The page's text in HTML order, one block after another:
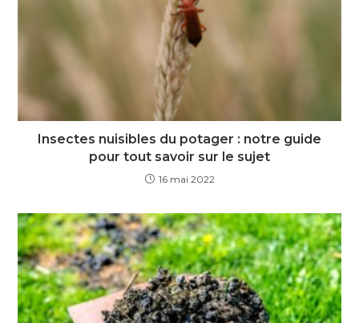
Insectes nuisibles du potager : notre guide
pour tout savoir sur le sujet
16 mai 2022